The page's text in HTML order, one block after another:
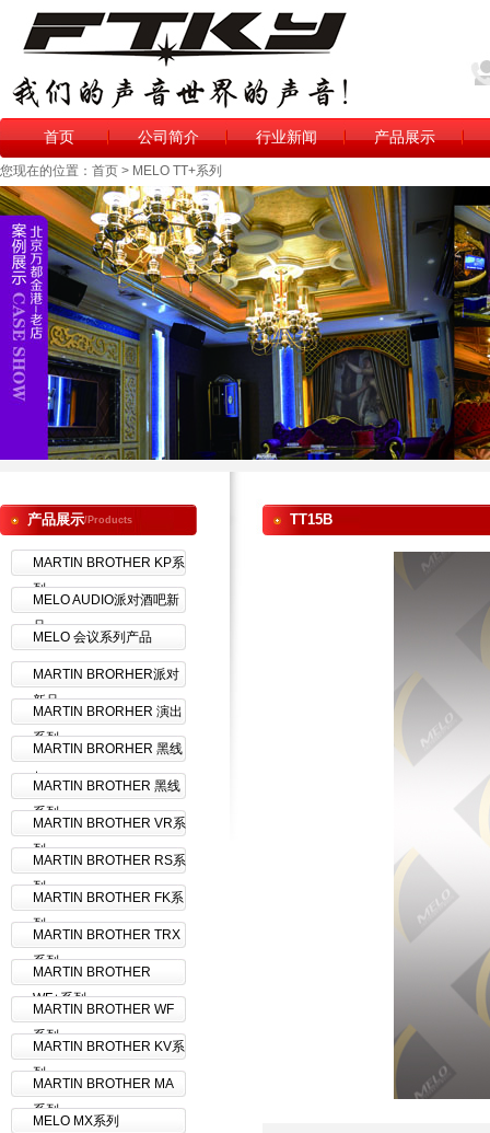
首页 公司简介 行业新闻 产品展示
您现在的位置：首页 > MELO TT+系列
产品展示/Products
MARTIN BROTHER KP系
列
MELO AUDIO派对酒吧新
品
MELO 会议系列产品
MARTIN BRORHER派对
新品
MARTIN BRORHER 演出
系列
MARTIN BRORHER 黑线
+
MARTIN BROTHER 黑线
系列
MARTIN BROTHER VR系
列
MARTIN BROTHER RS系
列
MARTIN BROTHER FK系
列
MARTIN BROTHER TRX
系列
MARTIN BROTHER
WF+系列
MARTIN BROTHER WF
系列
MARTIN BROTHER KV系
列
MARTIN BROTHER MA
系列
MELO MX系列
TT15B